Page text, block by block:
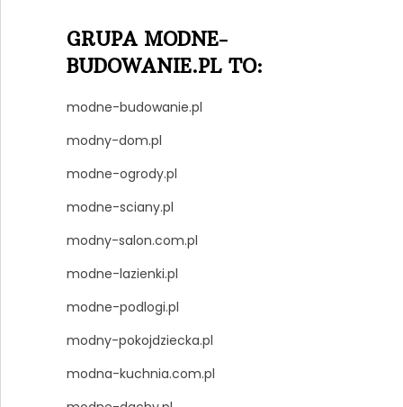
GRUPA MODNE-
BUDOWANIE.PL TO:
modne-budowanie.pl
modny-dom.pl
modne-ogrody.pl
modne-sciany.pl
modny-salon.com.pl
modne-lazienki.pl
modne-podlogi.pl
modny-pokojdziecka.pl
modna-kuchnia.com.pl